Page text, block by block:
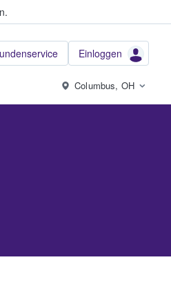
Einloggen
Columbus, OH